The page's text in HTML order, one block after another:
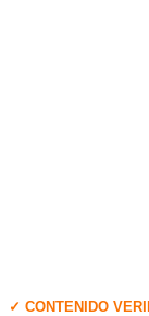
✓ CONTENIDO